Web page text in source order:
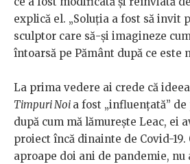
explică el. „Soluția a fost să invit
sculptor care să-și imagineze
întoarsă pe Pământ după ce este
La prima vedere ai crede că
Timpuri Noi a fost „influențată”
după cum mă lămurește Leac, ei
proiect încă dinainte de Covid-19.
aproape doi ani de pandemie, nu